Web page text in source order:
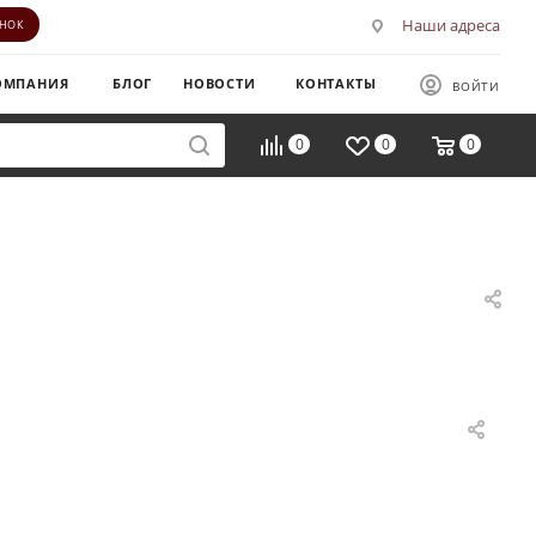
Наши адреса
БЛОГ НОВОСТИ КОНТАКТЫ ВОЙТИ
0 0 0